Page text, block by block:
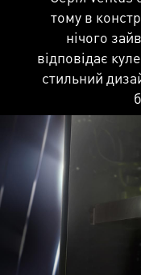
тому в
нічого
відповідає
стильний